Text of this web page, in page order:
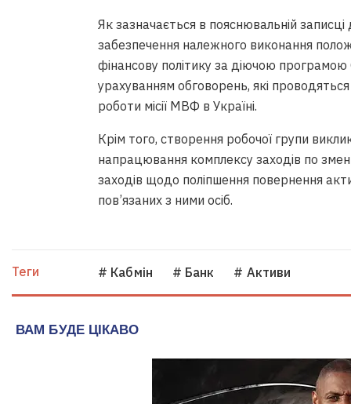
Як зазначається в пояснювальній
забезпечення належного виконання
фінансову політику за діючою
урахуванням обговорень, які
роботи місії МВФ в Україні.
Крім того, створення робочої групи
напрацювання комплексу заходів по
заходів щодо поліпшення повернення
пов’язаних з ними осіб.
Теги # Кабмін # Банк # Активи